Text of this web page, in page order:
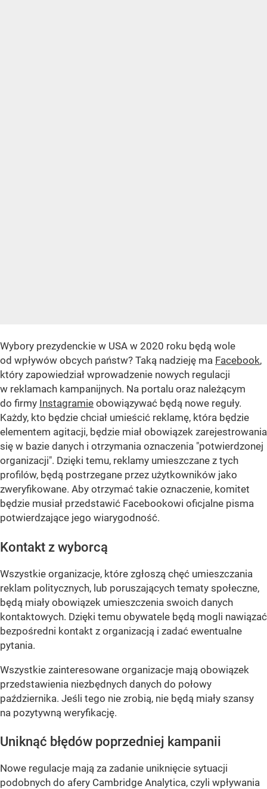
Wybory prezydenckie w USA w 2020 roku będą wole
od wpływów obcych państw? Taką nadzieję ma Facebook,
który zapowiedział wprowadzenie nowych regulacji
w reklamach kampanijnych. Na portalu oraz należącym
do firmy Instagramie obowiązywać będą nowe reguły.
Każdy, kto będzie chciał umieścić reklamę, która będzie
elementem agitacji, będzie miał obowiązek zarejestrowania
się w bazie danych i otrzymania oznaczenia "potwierdzonej
organizacji". Dzięki temu, reklamy umieszczane z tych
profilów, będą postrzegane przez użytkowników jako
zweryfikowane. Aby otrzymać takie oznaczenie, komitet
będzie musiał przedstawić Facebookowi oficjalne pisma
potwierdzające jego wiarygodność.
Kontakt z wyborcą
Wszystkie organizacje, które zgłoszą chęć umieszczania
reklam politycznych, lub poruszających tematy społeczne,
będą miały obowiązek umieszczenia swoich danych
kontaktowych. Dzięki temu obywatele będą mogli nawiązać
bezpośredni kontakt z organizacją i zadać ewentualne
pytania.
Wszystkie zainteresowane organizacje mają obowiązek
przedstawienia niezbędnych danych do połowy
października. Jeśli tego nie zrobią, nie będą miały szansy
na pozytywną weryfikację.
Uniknąć błędów poprzedniej kampanii
Nowe regulacje mają za zadanie uniknięcie sytuacji
podobnych do afery Cambridge Analytica, czyli wpływania